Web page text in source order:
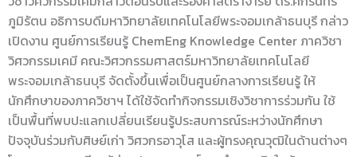
ภูมิรัตน อธิการบดีมหาวิทยาลัยเทคโนโลยีพระจอมเกล้าธนบุรี กล่าว
เปิดงาน ศูนย์การเรียนรู้ ChemEng Knowledge Center ภาควิชา
วิศวกรรมเคมี คณะวิศวกรรมศาสตร์มหาวิทยาลัยเทคโนโลยี
พระจอมเกล้าธนบุรี จัดตั้งขึ้นเพื่อเป็นศูนย์กลางการเรียนรู้ ให้
นักศึกษาของภาควิชาฯ ได้ใช้จัดทำกิจกรรมเชิงวิชาการร่วมกัน ใช้
เป็นพื้นที่พบปะแลกเปลี่ยนเรียนรู้ประสบการณ์ระหว่างนักศึกษา
ปัจจุบันร่วมกับศิษย์เก่า วิศวกรอาวุโส และผู้ทรงคุณวุฒิในด้านต่างๆ